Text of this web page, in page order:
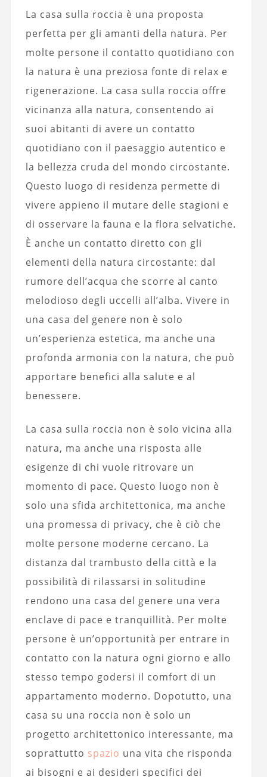
La casa sulla roccia è una proposta
perfetta per gli amanti della natura. Per
molte persone il contatto quotidiano con
la natura è una preziosa fonte di relax e
rigenerazione. La casa sulla roccia offre
vicinanza alla natura, consentendo ai
suoi abitanti di avere un contatto
quotidiano con il paesaggio autentico e
la bellezza cruda del mondo circostante.
Questo luogo di residenza permette di
vivere appieno il mutare delle stagioni e
di osservare la fauna e la flora selvatiche.
È anche un contatto diretto con gli
elementi della natura circostante: dal
rumore dell’acqua che scorre al canto
melodioso degli uccelli all’alba. Vivere in
una casa del genere non è solo
un’esperienza estetica, ma anche una
profonda armonia con la natura, che può
apportare benefici alla salute e al
benessere.
La casa sulla roccia non è solo vicina alla
natura, ma anche una risposta alle
esigenze di chi vuole ritrovare un
momento di pace. Questo luogo non è
solo una sfida architettonica, ma anche
una promessa di privacy, che è ciò che
molte persone moderne cercano. La
distanza dal trambusto della città e la
possibilità di rilassarsi in solitudine
rendono una casa del genere una vera
enclave di pace e tranquillità. Per molte
persone è un’opportunità per entrare in
contatto con la natura ogni giorno e allo
stesso tempo godersi il comfort di un
appartamento moderno. Dopotutto, una
casa su una roccia non è solo un
progetto architettonico interessante, ma
soprattutto spazio una vita che risponda
ai bisogni e ai desideri specifici dei